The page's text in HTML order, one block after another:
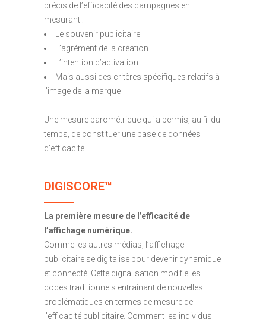
précis de l’efficacité des campagnes en
mesurant :
Le souvenir publicitaire
L’agrément de la création
L’intention d’activation
Mais aussi des critères spécifiques relatifs à
l’image de la marque
Une mesure barométrique qui a permis, au fil du
temps, de constituer une base de données
d’efficacité.
DIGISCORE™
La première mesure de l’efficacité de
l’affichage numérique.
Comme les autres médias, l’affichage
publicitaire se digitalise pour devenir dynamique
et connecté. Cette digitalisation modifie les
codes traditionnels entrainant de nouvelles
problématiques en termes de mesure de
l’efficacité publicitaire. Comment les individus